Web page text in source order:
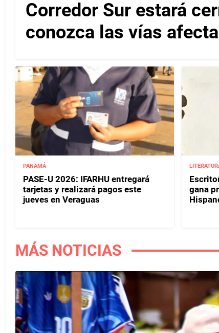
Corredor Sur estará
conozca las vías
PANAMÁ
PASE-U 2026: IFARHU entregará
tarjetas y realizará pagos este
jueves en Veraguas
gana
MÁS NOTICIAS